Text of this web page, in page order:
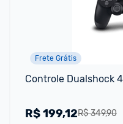
Frete Grátis
Controle Dualshock
R$ 349,90
R$199,12